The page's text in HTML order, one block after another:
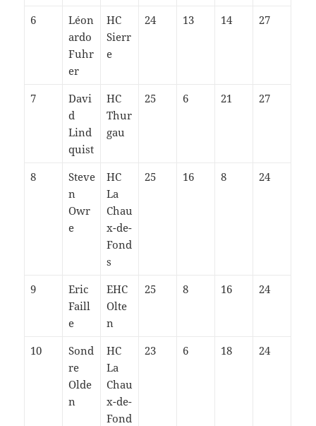
6
Léon
ardo
Fuhr
er
HC
Sierr
e
24 13 14 27
7
Davi
d
Lind
quist
HC
Thur
gau
25 6 21 27
8
Steve
n
Owr
e
HC
La
Chau
x-de-
Fond
s
25 16 8 24
9
Eric
Faill
e
EHC
Olte
n
25 8 16 24
10
Sond
re
Olde
n
HC
La
Chau
x-de-
Fond
23 6 18 24